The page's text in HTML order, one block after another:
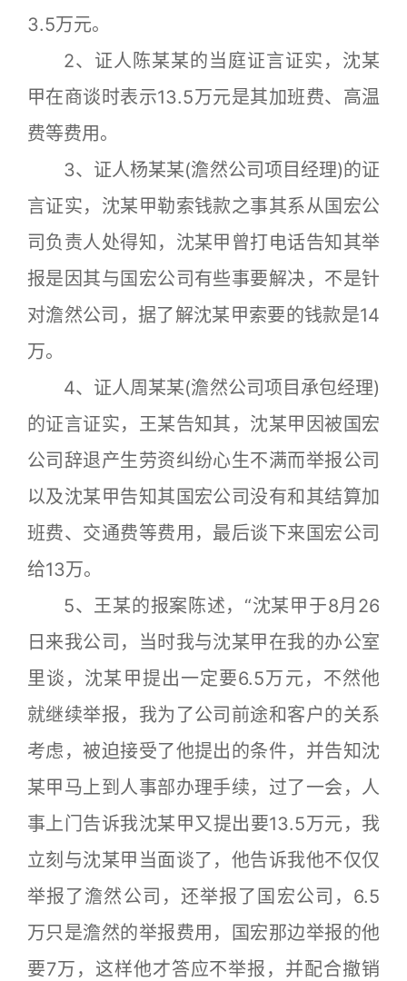
3.5万元。
2、证人陈某某的当庭证言证实，沈某
甲在商谈时表示13.5万元是其加班费、高温
费等费用。
3、证人杨某某(澹然公司项目经理)的证
言证实，沈某甲勒索钱款之事其系从国宏公
司负责人处得知，沈某甲曾打电话告知其举
报是因其与国宏公司有些事要解决，不是针
对澹然公司，据了解沈某甲索要的钱款是14
万。
4、证人周某某(澹然公司项目承包经理)
的证言证实，王某告知其，沈某甲因被国宏
公司辞退产生劳资纠纷心生不满而举报公司
以及沈某甲告知其国宏公司没有和其结算加
班费、交通费等费用，最后谈下来国宏公司
给13万。
5、王某的报案陈述，“沈某甲于8月26
日来我公司，当时我与沈某甲在我的办公室
里谈，沈某甲提出一定要6.5万元，不然他
就继续举报，我为了公司前途和客户的关系
考虑，被迫接受了他提出的条件，并告知沈
某甲马上到人事部办理手续，过了一会，人
事上门告诉我沈某甲又提出要13.5万元，我
立刻与沈某甲当面谈了，他告诉我他不仅仅
举报了澹然公司，还举报了国宏公司，6.5
万只是澹然的举报费用，国宏那边举报的他
要7万，这样他才答应不举报，并配合撤销